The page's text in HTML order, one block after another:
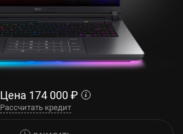
Цена 174 000 ₽
Рассчитать кредит